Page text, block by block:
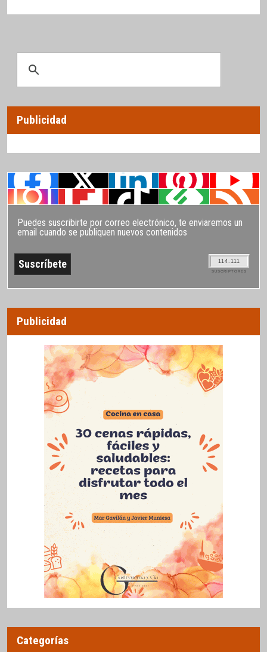
Publicidad
Puedes suscribirte por correo electrónico, te enviaremos un
email cuando se publiquen nuevos contenidos
114.111
SUSCRIPTORES
Publicidad
Categorías